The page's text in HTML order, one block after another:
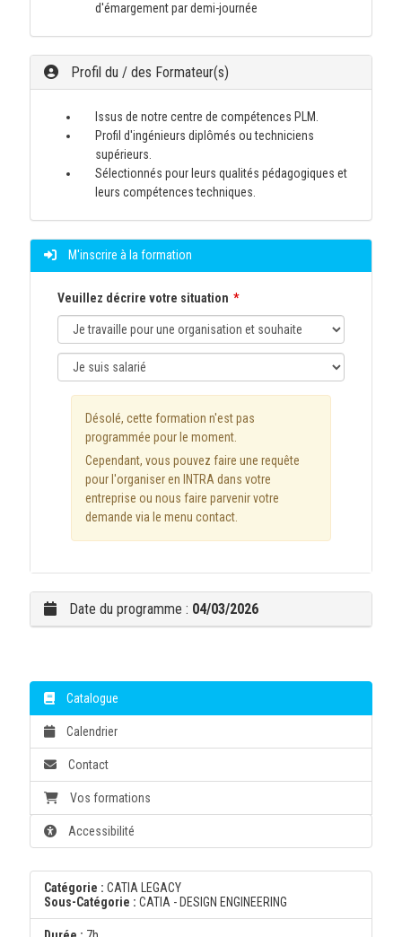
d'émargement par demi-journée
Profil du / des Formateur(s)
Issus de notre centre de compétences PLM.
Profil d'ingénieurs diplômés ou techniciens
supérieurs.
Sélectionnés pour leurs qualités pédagogiques et
leurs compétences techniques.
M'inscrire à la formation
Veuillez décrire votre situation
Désolé, cette formation n'est pas
programmée pour le moment.
Cependant, vous pouvez faire une requête
pour l'organiser en INTRA dans votre
entreprise ou nous faire parvenir votre
demande via le menu contact.
Date du programme : 04/03/2026
Catalogue
Calendrier
Contact
Vos formations
Accessibilité
Catégorie : CATIA LEGACY
Sous-Catégorie : CATIA - DESIGN ENGINEERING